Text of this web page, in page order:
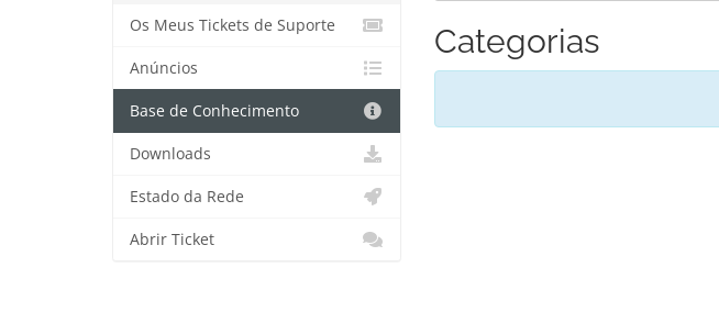
Categorias
Os Meus Tickets de Suporte
Anúncios
Base de Conhecimento
Downloads
Estado da Rede
Abrir Ticket